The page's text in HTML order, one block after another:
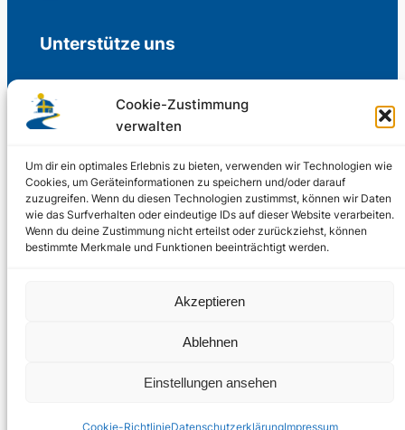
Cookie-Zustimmung
verwalten
Um dir ein optimales Erlebnis zu bieten, verwenden wir Technologien wie
Cookies, um Geräteinformationen zu speichern und/oder darauf
zuzugreifen. Wenn du diesen Technologien zustimmst, können wir Daten
wie das Surfverhalten oder eindeutige IDs auf dieser Website verarbeiten.
Wenn du deine Zustimmung nicht erteilst oder zurückziehst, können
bestimmte Merkmale und Funktionen beeinträchtigt werden.
Akzeptieren
Ablehnen
Einstellungen ansehen
Cookie-RichtlinieDatenschutzerklärungImpressum
Unterstütze uns
Freiwillige Spenden für die Aufrechterhaltung
Support us
© 2002 – 2026